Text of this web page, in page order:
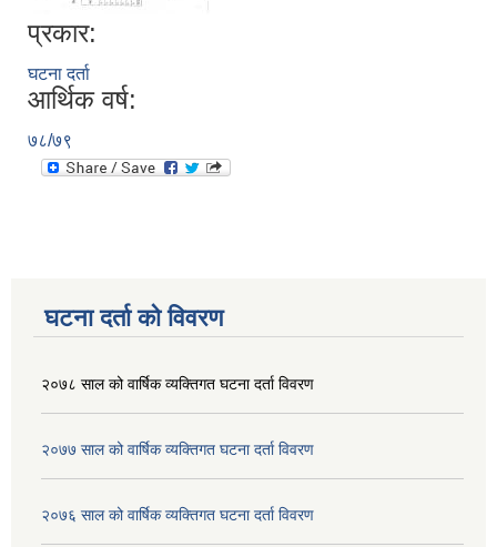
प्रकार:
घटना दर्ता
आर्थिक वर्ष:
७८/७९
घटना दर्ता को विवरण
२०७८ साल को वार्षिक व्यक्तिगत घटना दर्ता विवरण
२०७७ साल को वार्षिक व्यक्तिगत घटना दर्ता विवरण
२०७६ साल को वार्षिक व्यक्तिगत घटना दर्ता विवरण